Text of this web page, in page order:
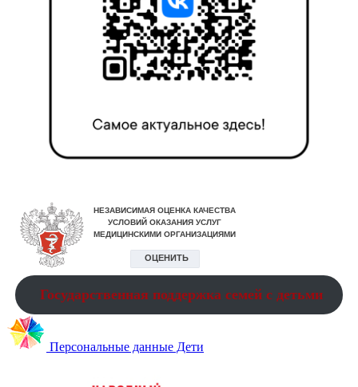
Государственная поддержка семей с детьми
Персональные данные Дети